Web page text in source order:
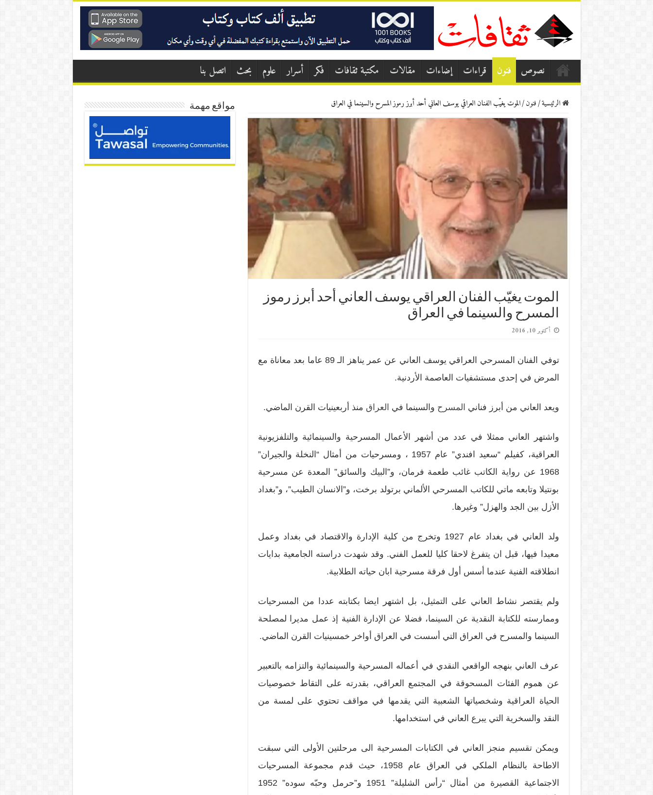
نصوص فنون قراءات إضاءات مقالات مكتبة ثقافات فكر أسرار علوم بحث اتصل بنا
الرئيسية/فنون/الموت يغيّب الفنان العراقي يوسف العاني أحد أبرز رموز المسرح والسينما في العراق
الموت يغيّب الفنان العراقي يوسف العاني أحد أبرز رموز
المسرح والسينما في العراق
أكتوبر 10, 2016
توفي الفنان المسرحي العراقي يوسف العاني عن عمر يناهز الـ 89 عاما بعد معاناة مع
المرض في إحدى مستشفيات العاصمة الأردنية.
ويعد العاني من أبرز فناني المسرح والسينما في العراق منذ أربعينيات القرن الماضي.
واشتهر العاني ممثلا في عدد من أشهر الأعمال المسرحية والسينمائية والتلفزيونية
العراقية، كفيلم “سعيد افندي” عام 1957 ، ومسرحيات من أمثال “النخلة والجيران”
1968 عن رواية الكاتب غائب طعمة فرمان، و”البيك والسائق” المعدة عن مسرحية
بونتيلا وتابعه ماتي للكاتب المسرحي الألماني برتولد برخت، و”الانسان الطيب”، و”بغداد
الأزل بين الجد والهزل” وغيرها.
ولد العاني في بغداد عام 1927 وتخرج من كلية الإدارة والاقتصاد في بغداد وعمل
معيدا فيها، قبل ان يتفرغ لاحقا كليا للعمل الفني. وقد شهدت دراسته الجامعية بدايات
انطلاقته الفنية عندما أسس أول فرقة مسرحية ابان حياته الطلابية.
ولم يقتصر نشاط العاني على التمثيل، بل اشتهر ايضا بكتابته عددا من المسرحيات
وممارسته للكتابة النقدية عن السينما، فضلا عن الإدارة الفنية إذ عمل مديرا لمصلحة
السينما والمسرح في العراق التي أسست في العراق أواخر خمسينيات القرن الماضي.
عرف العاني بنهجه الواقعي النقدي في أعماله المسرحية والسينمائية والتزامه بالتعبير
عن هموم الفئات المسحوقة في المجتمع العراقي، بقدرته على التقاط خصوصيات
الحياة العراقية وشخصياتها الشعبية التي يقدمها في مواقف تحتوي على لمسة من
النقد والسخرية التي يبرع العاني في استخدامها.
ويمكن تقسيم منجز العاني في الكتابات المسرحية الى مرحلتين الأولى التي سبقت
الاطاحة بالنظام الملكي في العراق عام 1958، حيث قدم مجموعة المسرحيات
الاجتماعية القصيرة من أمثال “رأس الشليلة” 1951 و”حرمل وحبّه سوده” 1952
مواقع مهمة